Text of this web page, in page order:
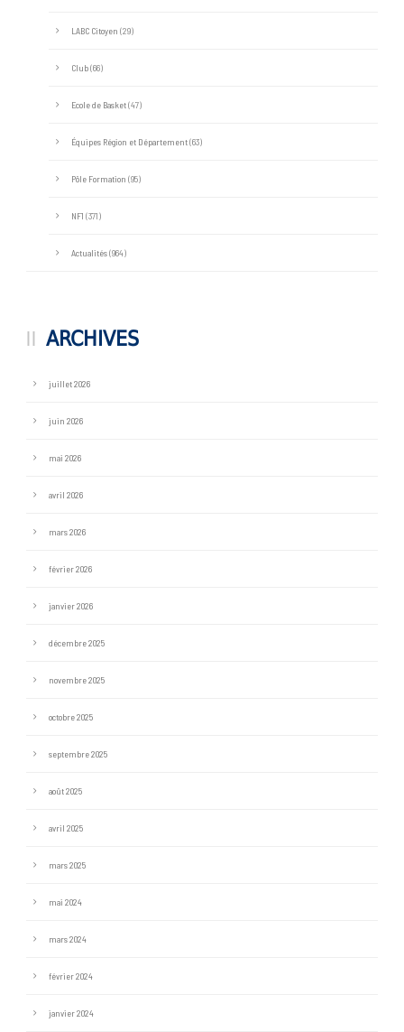
LABC Citoyen (29)
Club(66)
Ecole de Basket(47)
Équipes Région et Département(63)
Pôle Formation (95)
NF1 (371)
Actualités(964)
ARCHIVES
juillet 2026
juin 2026
mai 2026
avril 2026
mars 2026
février 2026
janvier 2026
décembre 2025
novembre 2025
octobre 2025
septembre 2025
août 2025
avril 2025
mars 2025
mai 2024
mars 2024
février 2024
janvier 2024